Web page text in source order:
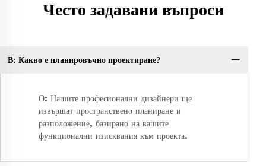
Често задавани въпроси
В: Какво е планировъчно проектиране?
О: Нашите професионални дизайнери ще
извършат пространствено планиране и
разположение, базирано на вашите
функционални изисквания към проекта.